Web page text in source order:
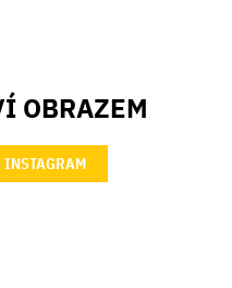
OBRAZEM
INSTAGRAM